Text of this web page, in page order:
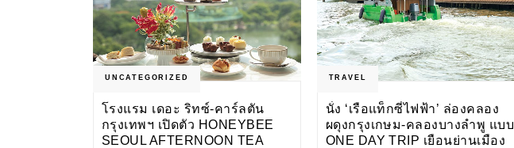
UNCATEGORIZED
โรงแรม เดอะ ริทซ์-คาร์ลตัน
กรุงเทพฯ เปิดตัว HONEYBEE
SEOUL AFTERNOON TEA
TRAVEL
นั่ง ‘เรือแท็กซี่ไฟฟ้า’ ล่องคลอง
ผดุงกรุงเกษม-คลองบางลำพู แบบ
ONE DAY TRIP เยือนย่านเมือง